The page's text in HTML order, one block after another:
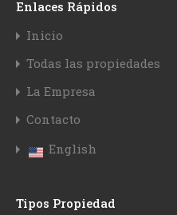
Enlaces Rápidos
Inicio
Todas las propiedades
La Empresa
Contacto
English
Tipos Propiedad